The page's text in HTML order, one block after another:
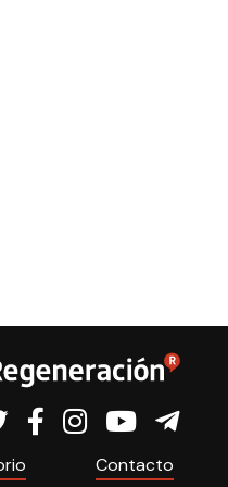
Contacto